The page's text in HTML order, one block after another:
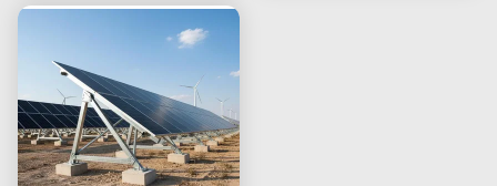
mogelijk maken